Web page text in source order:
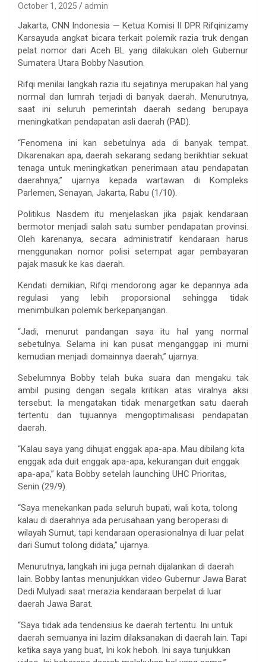
October 1, 2025 admin
Jakarta, CNN Indonesia — Ketua Komisi II DPR Rifqinizamy
Karsayuda angkat bicara terkait polemik razia truk dengan
pelat nomor dari Aceh BL yang dilakukan oleh Gubernur
Sumatera Utara Bobby Nasution.
Rifqi menilai langkah razia itu sejatinya merupakan hal yang
normal dan lumrah terjadi di banyak daerah. Menurutnya,
saat ini seluruh pemerintah daerah sedang berupaya
meningkatkan pendapatan asli daerah (PAD).
“Fenomena ini kan sebetulnya ada di banyak tempat.
Dikarenakan apa, daerah sekarang sedang berikhtiar sekuat
tenaga untuk meningkatkan penerimaan atau pendapatan
daerahnya,” ujarnya kepada wartawan di Kompleks
Parlemen, Senayan, Jakarta, Rabu (1/10).
Politikus Nasdem itu menjelaskan jika pajak kendaraan
bermotor menjadi salah satu sumber pendapatan provinsi.
Oleh karenanya, secara administratif kendaraan harus
menggunakan nomor polisi setempat agar pembayaran
pajak masuk ke kas daerah.
Kendati demikian, Rifqi mendorong agar ke depannya ada
regulasi yang lebih proporsional sehingga tidak
menimbulkan polemik berkepanjangan.
“Jadi, menurut pandangan saya itu hal yang normal
sebetulnya. Selama ini kan pusat menganggap ini murni
kemudian menjadi domainnya daerah,” ujarnya.
Sebelumnya Bobby telah buka suara dan mengaku tak
ambil pusing dengan segala kritikan atas viralnya aksi
tersebut. Ia mengatakan tidak menargetkan satu daerah
tertentu dan tujuannya mengoptimalisasi pendapatan
daerah.
“Kalau saya yang dihujat enggak apa-apa. Mau dibilang kita
enggak ada duit enggak apa-apa, kekurangan duit enggak
apa-apa,” kata Bobby setelah launching UHC Prioritas,
Senin (29/9).
“Saya menekankan pada seluruh bupati, wali kota, tolong
kalau di daerahnya ada perusahaan yang beroperasi di
wilayah Sumut, tapi kendaraan operasionalnya di luar pelat
dari Sumut tolong didata,” ujarnya.
Menurutnya, langkah ini juga pernah dijalankan di daerah
lain. Bobby lantas menunjukkan video Gubernur Jawa Barat
Dedi Mulyadi saat merazia kendaraan berpelat di luar
daerah Jawa Barat.
“Saya tidak ada tendensius ke daerah tertentu. Ini untuk
daerah semuanya ini lazim dilaksanakan di daerah lain. Tapi
ketika saya yang buat, Ini kok heboh. Ini saya tunjukkan